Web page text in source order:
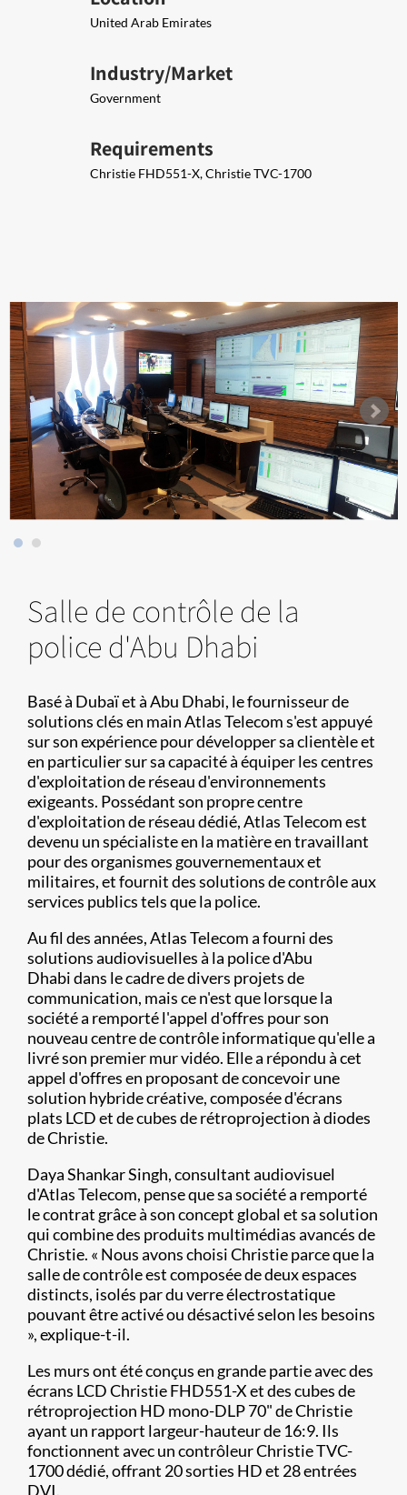
United Arab Emirates
Industry/Market
Government
Requirements
Christie FHD551-X, Christie TVC-1700
Salle de contrôle de la
police d'Abu Dhabi
Basé à Dubaï et à Abu Dhabi, le fournisseur de
solutions clés en main Atlas Telecom s'est appuyé
sur son expérience pour développer sa clientèle et
en particulier sur sa capacité à équiper les centres
d'exploitation de réseau d'environnements
exigeants. Possédant son propre centre
d'exploitation de réseau dédié, Atlas Telecom est
devenu un spécialiste en la matière en travaillant
pour des organismes gouvernementaux et
militaires, et fournit des solutions de contrôle aux
services publics tels que la police.
Au fil des années, Atlas Telecom a fourni des
solutions audiovisuelles à la police d'Abu
Dhabi dans le cadre de divers projets de
communication, mais ce n'est que lorsque la
société a remporté l'appel d'offres pour son
nouveau centre de contrôle informatique qu'elle a
livré son premier mur vidéo. Elle a répondu à cet
appel d'offres en proposant de concevoir une
solution hybride créative, composée d'écrans
plats LCD et de cubes de rétroprojection à diodes
de Christie.
Daya Shankar Singh, consultant audiovisuel
d'Atlas Telecom, pense que sa société a remporté
le contrat grâce à son concept global et sa solution
qui combine des produits multimédias avancés de
Christie. « Nous avons choisi Christie parce que la
salle de contrôle est composée de deux espaces
distincts, isolés par du verre électrostatique
pouvant être activé ou désactivé selon les besoins
», explique-t-il.
Les murs ont été conçus en grande partie avec des
écrans LCD Christie FHD551-X et des cubes de
rétroprojection HD mono-DLP 70" de Christie
ayant un rapport largeur-hauteur de 16:9. Ils
fonctionnent avec un contrôleur Christie TVC-
1700 dédié, offrant 20 sorties HD et 28 entrées
DVI.